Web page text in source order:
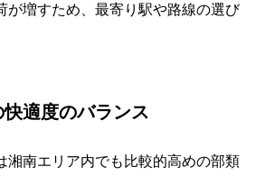
が増すため、最寄り駅や路線の選び
適度のバランス
湘南エリア内でも比較的高めの部類